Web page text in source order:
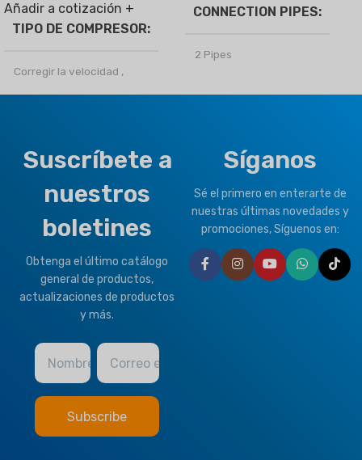
Añadir a cotización +
TIPO DE COMPRESOR
Corregir la velocidad ,
TIPO DE CLIMA
T1 Condición normal ,T3
Tropical
Climapro
CONNECTION PIPES
2 Pipes
MARCA Climapro
OPTIONAL FUNCTION
Motorized Valves &
Thermostat Controller
Suscríbete a
nuestros
boletines
Obtenga el último catálogo
general de productos,
actualizaciones de productos
y más.
Nombre Correo electrónico
Síganos
Sé el primero en enterarte de
nuestras últimas novedades y
promociones, Síguenos en: